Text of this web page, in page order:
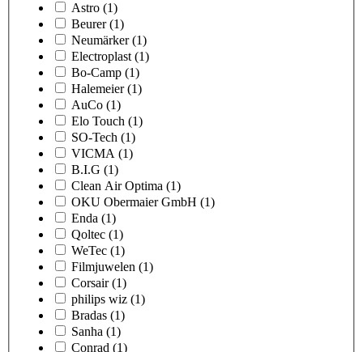
Astro (1)
Beurer (1)
Neumärker (1)
Electroplast (1)
Bo-Camp (1)
Halemeier (1)
AuCo (1)
Elo Touch (1)
SO-Tech (1)
VICMA (1)
B.I.G (1)
Clean Air Optima (1)
OKU Obermaier GmbH (1)
Enda (1)
Qoltec (1)
WeTec (1)
Filmjuwelen (1)
Corsair (1)
philips wiz (1)
Bradas (1)
Sanha (1)
Conrad (1)